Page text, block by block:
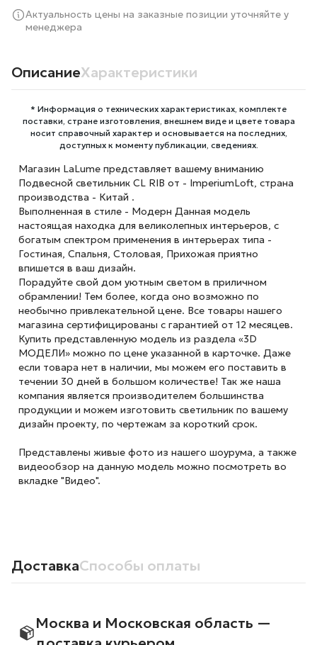
Актуальность цены на заказные позиции уточняйте у
менеджера
ОписаниеХарактеристики
* Информация о технических характеристиках, комплекте
поставки, стране изготовления, внешнем виде и цвете товара
носит справочный характер и основывается на последних,
доступных к моменту публикации, сведениях.
Магазин LaLume представляет вашему вниманию
Подвесной светильник CL RIB от - ImperiumLoft, страна
производства - Китай .
Выполненная в стиле - Модерн Данная модель
настоящая находка для великолепных интерьеров, с
богатым спектром применения в интерьерах типа -
Гостиная, Спальня, Столовая, Прихожая приятно
впишется в ваш дизайн.
Порадуйте свой дом уютным светом в приличном
обрамлении! Тем более, когда оно возможно по
необычно привлекательной цене. Все товары нашего
магазина сертифицированы с гарантией от 12 месяцев.
Купить представленную модель из раздела «3D
МОДЕЛИ» можно по цене указанной в карточке. Даже
если товара нет в наличии, мы можем его поставить в
течении 30 дней в большом количестве! Так же наша
компания является производителем большинства
продукции и можем изготовить светильник по вашему
дизайн проекту, по чертежам за короткий срок.
Представлены живые фото из нашего шоурума, а также
видеообзор на данную модель можно посмотреть во
вкладке "Видео".
ДоставкаСпособы оплаты
Москва и Московская область —